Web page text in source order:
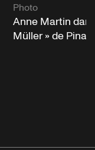
Photo
Anne Martin
Müller » de Pina